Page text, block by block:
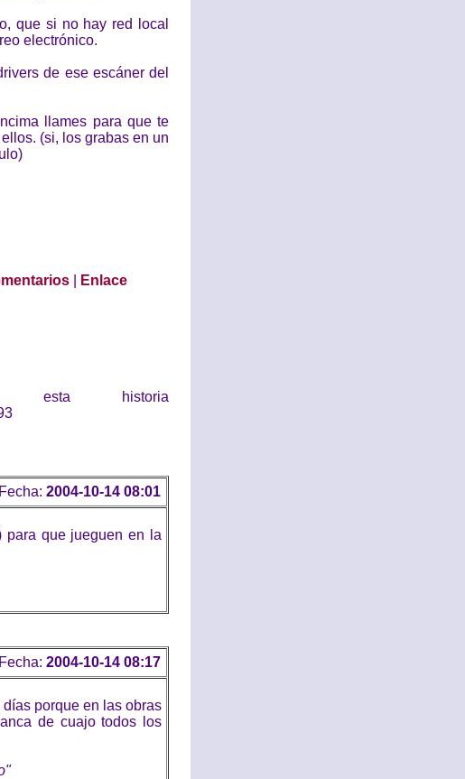
que si no hay red local
electrónico.
de ese escáner del
llames para que te
(si, los grabas en un
Enlace
historia
Fecha: 2004-10-14 08:01
para que jueguen en la
Fecha: 2004-10-14 08:17
porque en las obras
de cuajo todos los